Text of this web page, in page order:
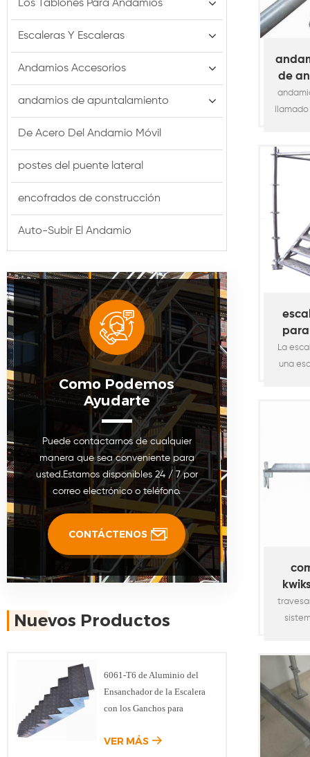
de
para
como
La
una
"de
hecho
acero
Los Tablones Para Andamios
Escaleras Y Escaleras
Andamios Accesorios
andamios de apuntalamiento
De Acero Del Andamio Móvil
postes del puente lateral
encofrados de construcción
Auto-Subir El Andamio
Como Podemos
Ayudarte
Puede contactarnos de cualquier
manera que sea conveniente para
usted.Estamos disponibles 24 / 7 por
correo electrónico o teléfono.
CONTÁCTENOS
Nuevos Productos
6061-T6 de Aluminio del
Ensanchador de la Escalera
con los Ganchos para
Andamios
VER MÁS